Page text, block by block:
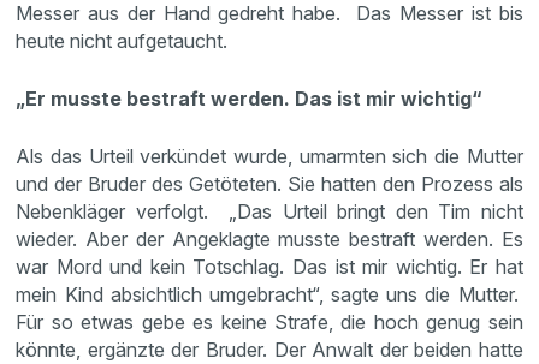
Messer aus der Hand gedreht habe. Das Messer ist bis
heute nicht aufgetaucht.
„Er musste bestraft werden. Das ist mir wichtig“
Als das Urteil verkündet wurde, umarmten sich die Mutter
und der Bruder des Getöteten. Sie hatten den Prozess als
Nebenkläger verfolgt. „Das Urteil bringt den Tim nicht
wieder. Aber der Angeklagte musste bestraft werden. Es
war Mord und kein Totschlag. Das ist mir wichtig. Er hat
mein Kind absichtlich umgebracht“, sagte uns die Mutter.
Für so etwas gebe es keine Strafe, die hoch genug sein
könnte, ergänzte der Bruder. Der Anwalt der beiden hatte